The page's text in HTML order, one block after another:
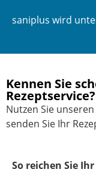
saniplus wird
Kennen Sie
Rezeptservice?
Nutzen Sie
senden Sie Ihr
So reichen Sie